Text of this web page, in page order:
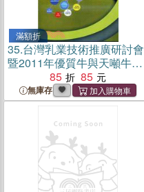
滿額折
35.台灣乳業技術推廣研討會
暨2011年優質牛與天噸牛頒
獎會DVD85 85
無庫存